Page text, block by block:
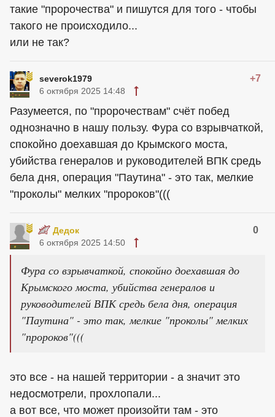
такие "пророчества" и пишутся для того - чтобы
такого не происходило...
или не так?
severok1979 +7
6 октября 2025 14:48
Разумеется, по "пророчествам" счёт побед
однозначно в нашу пользу. Фура со взрывчаткой,
спокойно доехавшая до Крымского моста,
убийства генералов и руководителей ВПК средь
бела дня, операция "Паутина" - это так, мелкие
"проколы" мелких "пророков"(((
Дедок 0
6 октября 2025 14:50
Фура со взрывчаткой, спокойно доехавшая до
Крымского моста, убийства генералов и
руководителей ВПК средь бела дня, операция
"Паутина" - это так, мелкие "проколы" мелких
"пророков"(((
это все - на нашей территории - а значит это
недосмотрели, прохлопали...
а вот все, что может произойти там - это